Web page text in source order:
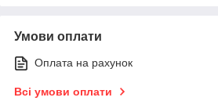
Умови оплати
Оплата на рахунок
Всі умови оплати